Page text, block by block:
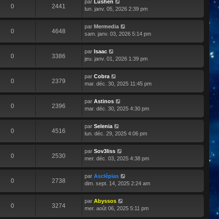
0 2441
par Lushen
lun. janv. 05, 2026 2:39 pm
0 4648
par Mermedia
sam. janv. 03, 2026 5:14 pm
0 3386
par Isaac
jeu. janv. 01, 2026 1:39 pm
0 2379
par Cobra
mar. déc. 30, 2025 11:45 pm
0 2396
par Astinos
mar. déc. 30, 2025 4:30 pm
0 4516
par Selenia
lun. déc. 29, 2025 4:06 pm
0 2530
par Sov3liss
mer. déc. 03, 2025 4:38 pm
0 2738
par Asclépias
dim. sept. 14, 2025 2:24 am
0 3274
par Abyssos
mer. août 06, 2025 5:11 pm